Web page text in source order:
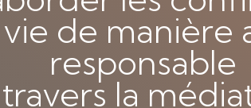
de
responsable
la